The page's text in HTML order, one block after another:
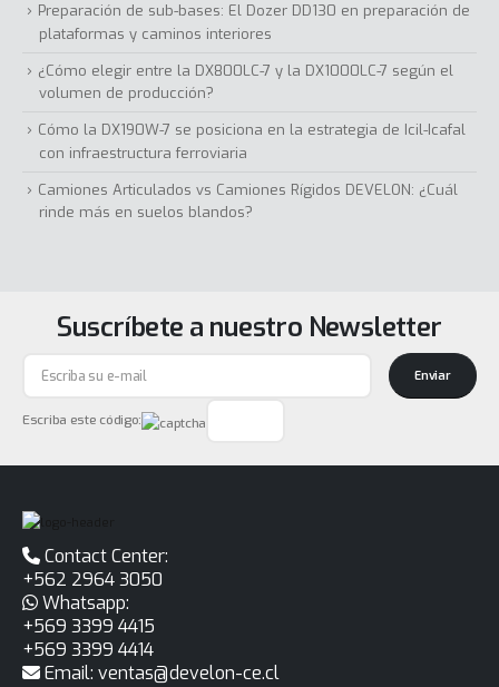
Preparación de sub-bases: El Dozer DD130 en preparación de
plataformas y caminos interiores
¿Cómo elegir entre la DX800LC-7 y la DX1000LC-7 según el
volumen de producción?
Cómo la DX190W-7 se posiciona en la estrategia de Icil-Icafal
con infraestructura ferroviaria
Camiones Articulados vs Camiones Rígidos DEVELON: ¿Cuál
rinde más en suelos blandos?
Suscríbete a nuestro Newsletter
Escriba este código:
Enviar
Contact Center:
+562 2964 3050
Whatsapp:
+569 3399 4415
+569 3399 4414
Email: ventas@develon-ce.cl